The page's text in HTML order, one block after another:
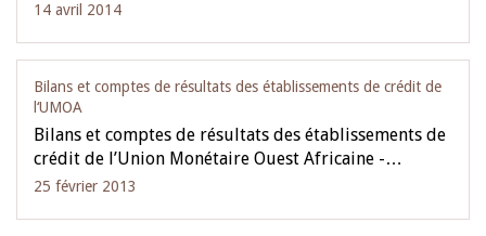
14 avril 2014
Bilans et comptes de résultats des établissements de crédit de
l‘UMOA
Bilans et comptes de résultats des établissements de
crédit de l’Union Monétaire Ouest Africaine -…
25 février 2013